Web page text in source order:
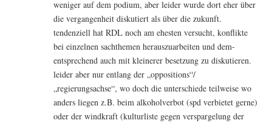
weni­ger auf dem podi­um, aber lei­der wur­de dort eher über
die ver­gan­gen­heit dis­ku­tiert als über die zukunft.
ten­den­zi­ell hat RDL noch am ehes­ten ver­sucht, kon­flik­te
bei ein­zel­nen sach­the­men her­aus­zu­ar­bei­ten und dem­
entspre­chend auch mit klei­ne­rer beset­zung zu dis­ku­tie­ren.
lei­der aber nur ent­lang der „oppositions“/
„regierungsachse“, wo doch die unter­schie­de teil­wei­se wo
anders lie­gen z.B. beim alko­hol­ver­bot (spd ver­bie­tet ger­ne)
oder der wind­kraft (kul­tur­lis­te gegen ver­spar­gel­ung der